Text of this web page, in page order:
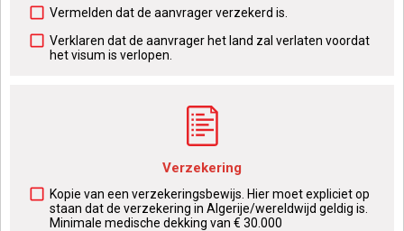
Vermelden dat de aanvrager verzekerd is.
Verklaren dat de aanvrager het land zal verlaten voordat
het visum is verlopen.
Verzekering
Kopie van een verzekeringsbewijs. Hier moet expliciet op
staan dat de verzekering in Algerije/wereldwijd geldig is.
Minimale medische dekking van € 30.000